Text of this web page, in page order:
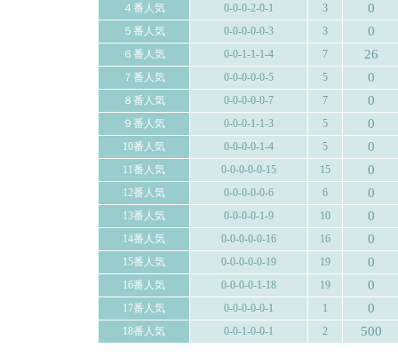
４番人気 0-0-0-2-0-1 3 0
５番人気 0-0-0-0-0-3 3 0
６番人気 0-0-1-1-1-4 7 26
７番人気 0-0-0-0-0-5 5 0
８番人気 0-0-0-0-0-7 7 0
９番人気 0-0-0-1-1-3 5 0
10番人気 0-0-0-0-1-4 5 0
11番人気 0-0-0-0-0-15 15 0
12番人気 0-0-0-0-0-6 6 0
13番人気 0-0-0-0-1-9 10 0
14番人気 0-0-0-0-0-16 16 0
15番人気 0-0-0-0-0-19 19 0
16番人気 0-0-0-0-1-18 19 0
17番人気 0-0-0-0-0-1 1 0
18番人気 0-0-1-0-0-1 2 500